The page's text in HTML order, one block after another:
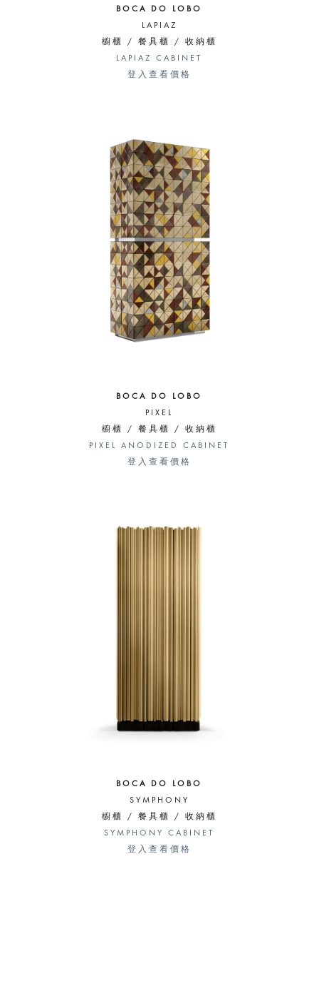
BOCA DO LOBO
LAPIAZ
櫥櫃 / 餐具櫃 / 收納櫃
LAPIAZ CABINET
登入查看價格
BOCA DO LOBO
PIXEL
櫥櫃 / 餐具櫃 / 收納櫃
PIXEL ANODIZED CABINET
登入查看價格
BOCA DO LOBO
SYMPHONY
櫥櫃 / 餐具櫃 / 收納櫃
SYMPHONY CABINET
登入查看價格